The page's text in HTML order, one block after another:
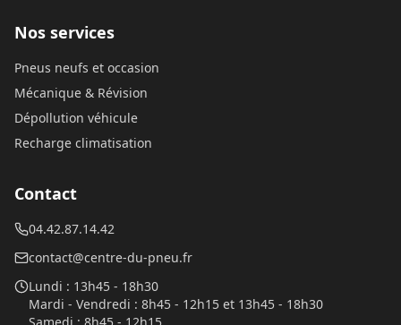
Nos services
Pneus neufs et occasion
Mécanique & Révision
Dépollution véhicule
Recharge climatisation
Contact
04.42.87.14.42
contact@centre-du-pneu.fr
Lundi : 13h45 - 18h30
Mardi - Vendredi : 8h45 - 12h15 et 13h45 - 18h30